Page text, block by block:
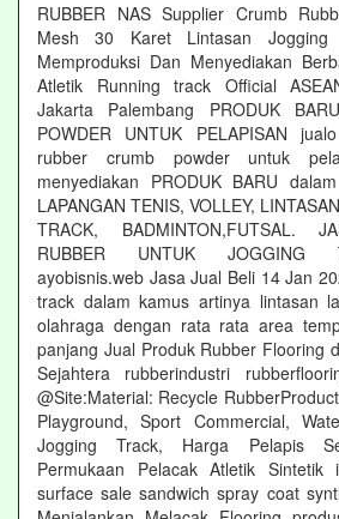
RUBBER NAS Supplier Crumb
Mesh 30 Karet Lintasan
Memproduksi Dan Menyediakan
Atletik Running track Official
Jakarta Palembang PRODUK
POWDER UNTUK PELAPISAN
rubber crumb powder untuk
menyediakan PRODUK BARU
LAPANGAN TENIS, VOLLEY,
TRACK, BADMINTON,FUTSAL.
RUBBER UNTUK JOGGING
ayobisnis.web Jasa Jual Beli 14 Jan
track dalam kamus artinya lintasan
olahraga dengan rata rata area
panjang Jual Produk Rubber Flooring
Sejahtera rubberindustri
@Site:Material: Recycle
Playground, Sport Commercial,
Jogging Track, Harga Pelapis
Permukaan Pelacak Atletik Sintetik
surface sale sandwich spray coat